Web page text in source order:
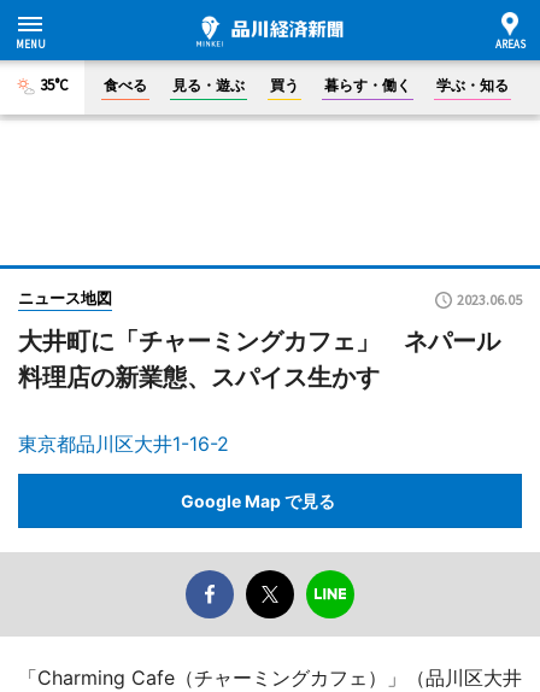
35°C 食べる 見る・遊ぶ 買う 暮らす・働く 学ぶ・知る
ニュース地図 2023.06.05
大井町に「チャーミングカフェ」 ネパール
料理店の新業態、スパイス生かす
東京都品川区大井1-16-2
Google Map で見る
「Charming Cafe（チャーミングカフェ）」（品川区大井